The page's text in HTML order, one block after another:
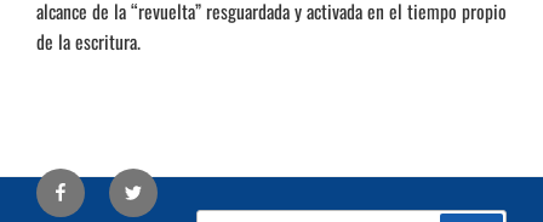
alcance de la “revuelta” resguardada y activada en el tiempo propio
de la escritura.
Facebook Twitter